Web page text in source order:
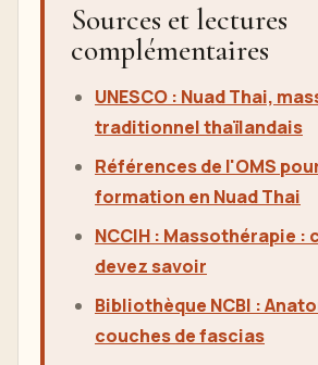
Sources et lectures
complémentaires
UNESCO : Nuad Thai,
traditionnel thaïlandais
Références de l'OMS
formation en Nuad Thai
NCCIH : Massothérapie :
devez savoir
Bibliothèque NCBI :
couches de fascias